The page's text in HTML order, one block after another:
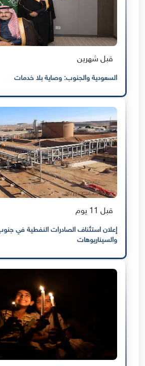
قبل شهرين
السعودية والجنوب: وصاية بلا خدمات
قبل 11 يوم
إعلان استئناف الصادرات النفطية في
والسيناريوهات